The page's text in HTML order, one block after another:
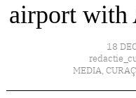
airport with
18
MEDIA,